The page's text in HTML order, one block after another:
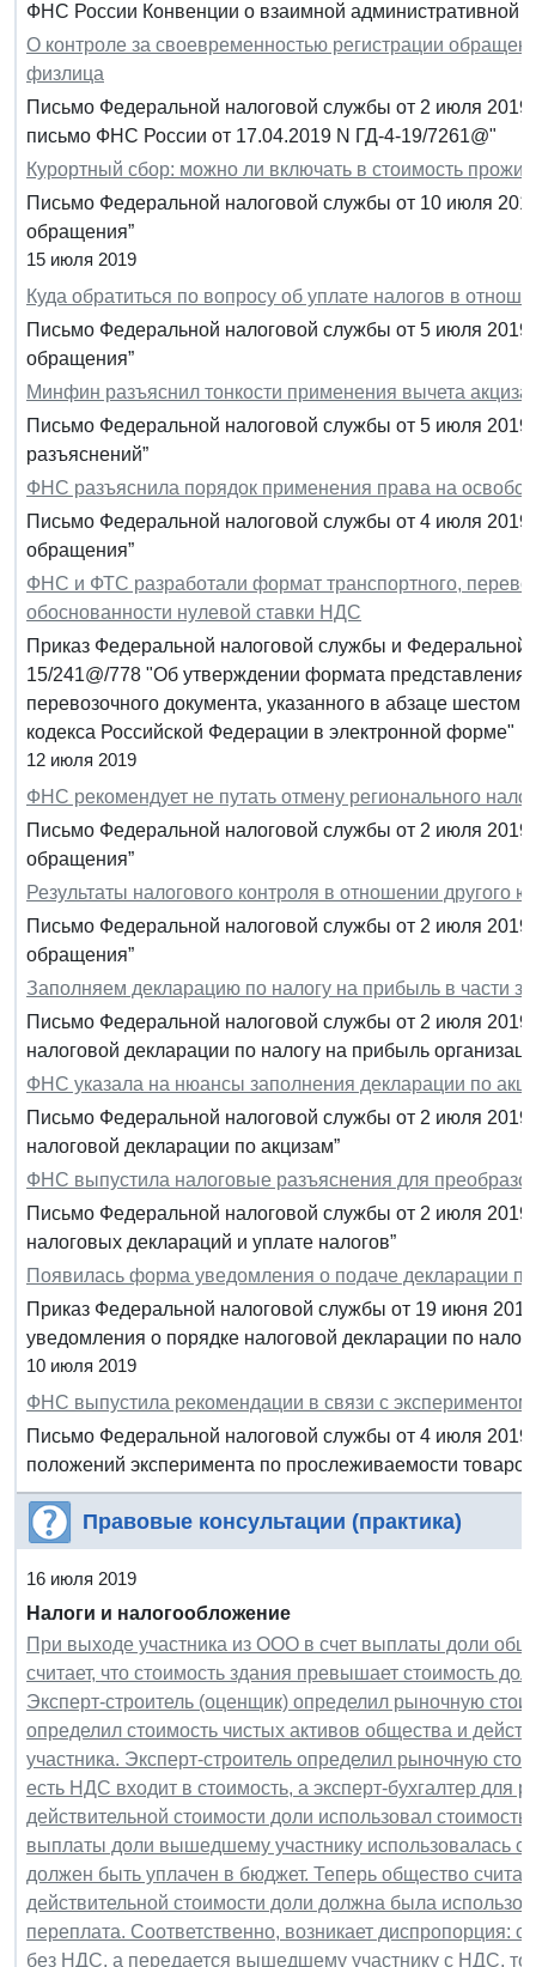
ФНС России Конвенции о взаимной административной
О контроле за своевременностью регистрации
физлица
Письмо Федеральной налоговой службы от 2 июля
письмо ФНС России от 17.04.2019 N ГД-4-19/7261@"
Курортный сбор: можно ли включать в стоимость
Письмо Федеральной налоговой службы от 10 июля
обращения”
15 июля 2019
Куда обратиться по вопросу об уплате налогов в
Письмо Федеральной налоговой службы от 5 июля
обращения”
Минфин разъяснил тонкости применения вычета акциза
Письмо Федеральной налоговой службы от 5 июля
разъяснений”
ФНС разъяснила порядок применения права на
Письмо Федеральной налоговой службы от 4 июля 2019
обращения”
ФНС и ФТС разработали формат транспортного,
обоснованности нулевой ставки НДС
Приказ Федеральной налоговой службы и
15/241@/778 "Об утверждении формата представления
перевозочного документа, указанного в абзаце шестом
кодекса Российской Федерации в электронной форме"
12 июля 2019
ФНС рекомендует не путать отмену регионального
Письмо Федеральной налоговой службы от 2 июля 2019
обращения”
Результаты налогового контроля в отношении другого
Письмо Федеральной налоговой службы от 2 июля 2019
обращения”
Заполняем декларацию по налогу на прибыль в части
Письмо Федеральной налоговой службы от 2 июля
налоговой декларации по налогу на прибыль
ФНС указала на нюансы заполнения декларации по
Письмо Федеральной налоговой службы от 2 июля 2019
налоговой декларации по акцизам”
ФНС выпустила налоговые разъяснения для
Письмо Федеральной налоговой службы от 2 июля
налоговых деклараций и уплате налогов”
Появилась форма уведомления о подаче декларации
Приказ Федеральной налоговой службы от 19 июня
уведомления о порядке налоговой декларации по
10 июля 2019
ФНС выпустила рекомендации в связи с
Письмо Федеральной налоговой службы от 4 июля
положений эксперимента по прослеживаемости
Правовые консультации (практика)
16 июля 2019
Налоги и налогообложение
При выходе участника из ООО в счет выплаты доли
считает, что стоимость здания превышает стоимость
Эксперт-строитель (оценщик) определил рыночную
определил стоимость чистых активов общества и
участника. Эксперт-строитель определил рыночную
есть НДС входит в стоимость, а эксперт-бухгалтер для
действительной стоимости доли использовал
выплаты доли вышедшему участнику использовалась
должен быть уплачен в бюджет. Теперь общество
действительной стоимости доли должна была
переплата. Соответственно, возникает диспропорция:
без НДС, а передается вышедшему участнику с НДС, то